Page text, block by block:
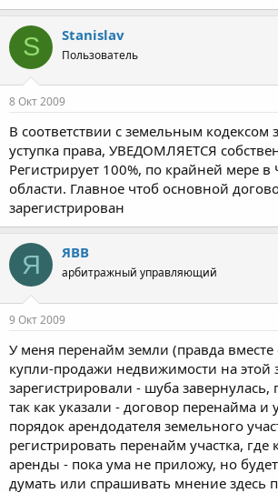
S Stanislav
Пользователь
8 Окт 2009
В соответствии с земельным кодексом
уступка права, УВЕДОМЛЯЕТСЯ
Регистрирует 100%, по крайней мере в
области. Главное чтоб основной
зарегистрирован
Я ЯВВ
арбитражный управляющий
9 Окт 2009
У меня перенайм земли (правда вместе
купли-продажи недвижимости на этой
зарегистрировали - шуба
так как указали - договор перенайма
порядок арендодателя земельного
регистрировать перенайм участка, где
аренды - пока ума не приложу, но
думать или спрашивать мнение здесь